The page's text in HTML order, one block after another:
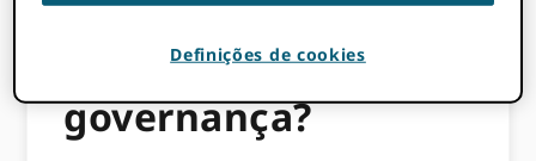
envolvido no projeto
ROR e na
governança?
Definições de cookies